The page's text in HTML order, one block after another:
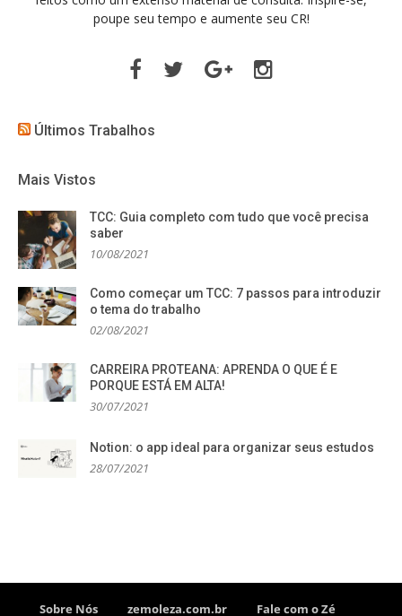
poupe seu tempo e aumente seu CR!
FacebookTwitter Google
Plus
Instagram
Últimos Trabalhos
Mais Vistos
TCC: Guia completo com tudo que você precisa
saber
10/08/2021
Como começar um TCC: 7 passos para introduzir
o tema do trabalho
02/08/2021
CARREIRA PROTEANA: APRENDA O QUE É E
PORQUE ESTÁ EM ALTA!
30/07/2021
Notion: o app ideal para organizar seus estudos
28/07/2021
Sobre Nós zemoleza.com.br Fale com o Zé